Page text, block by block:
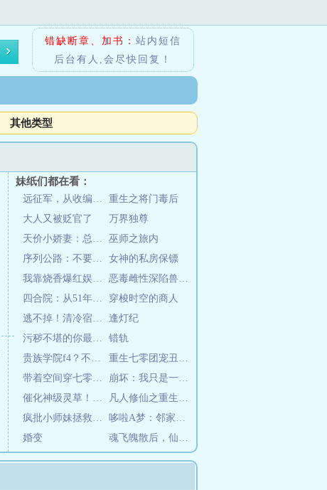
错缺断章、加书： 站内短信
后台有人,会尽快回复！
其他类型
妹纸们都在看：
远征军，从收编溃兵开始称霸南洋
重生之将门毒后
大人又被贬官了
万界独尊
天价小娇妻：总裁的33日索情
巫师之旅内
序列公路：不要掉队！
女神的私房保镖
我靠烧香爆红娱乐圈
恶毒雌性深陷兽世修罗场
四合院：从51年开始
穿梭时空的商人
逃不掉！清冷宿主又被病娇强制爱
逢灯纪
污秽不堪的你最可爱了
错轨
贵族学院f4？不是哥的舔狗吗
重生七零团宠丑女大翻身
带着空间穿七零，搬空家里去下乡
崩坏：我只是一个普通人哦
催化神级灵草！小师妹卷翻修真界
凡人修仙之重生巨剑门
疯批小师妹拯救最惨炮灰宗门
哆啦A梦：邻家女孩求生手册
婚变
魂飞魄散后，仙君追悔莫及